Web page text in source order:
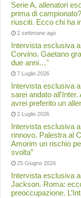
Serie A, allenatori
prima di
riusciti. Ecco chi ha
2 settimane ago
Intervista esclusiva
Corvino. Gaetano
due anni…"
7 Luglio 2026
Intervista esclusiva
sarei andato
avrei preferito un
2 Luglio 2026
Intervista esclusiva
rinnovo. Palestra al
Amorim un rischio
svolta”
25 Giugno 2026
Intervista esclusiva
Jackson. Roma:
preoccupazione.